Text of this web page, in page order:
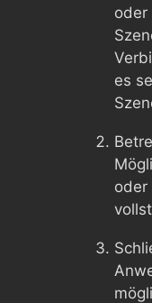
oder
es
oder